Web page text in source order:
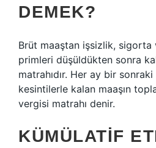
DEMEK?
Brüt maaştan işsizlik, sigorta
primleri düşüldükten sonra
matrahıdır. Her ay bir
kesintilerle kalan maaşın
vergisi matrahı denir.
KÜMÜLATIF